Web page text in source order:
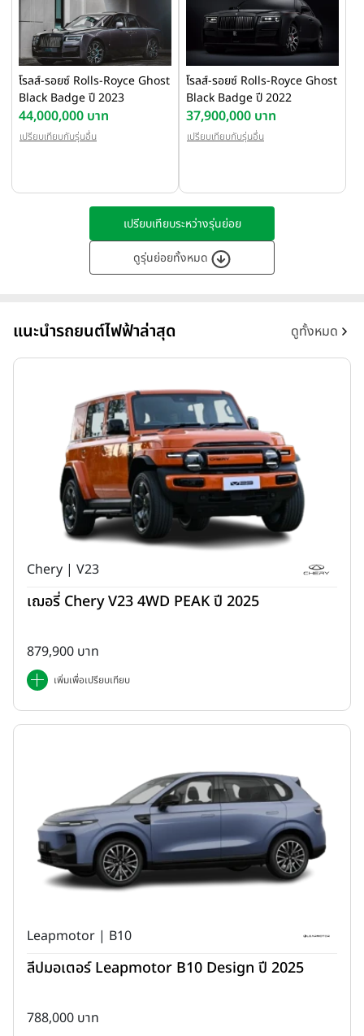
โรลส์-รอยซ์ Rolls-Royce Ghost
Black Badge ปี 2023
44,000,000 บาท
เปรียบเทียบกับรุ่นอื่น
โรลส์-รอยซ์ Rolls-Royce Ghost
Black Badge ปี 2022
37,900,000 บาท
เปรียบเทียบกับรุ่นอื่น
เปรียบเทียบระหว่างรุ่นย่อย
ดูรุ่นย่อยทั้งหมด
แนะนำรถยนต์ไฟฟ้าล่าสุด ดูทั้งหมด
Chery | V23
เฌอรี่ Chery V23 4WD PEAK ปี 2025
879,900 บาท
เพิ่มเพื่อเปรียบเทียบ
Leapmotor | B10
ลีปมอเตอร์ Leapmotor B10 Design ปี 2025
788,000 บาท